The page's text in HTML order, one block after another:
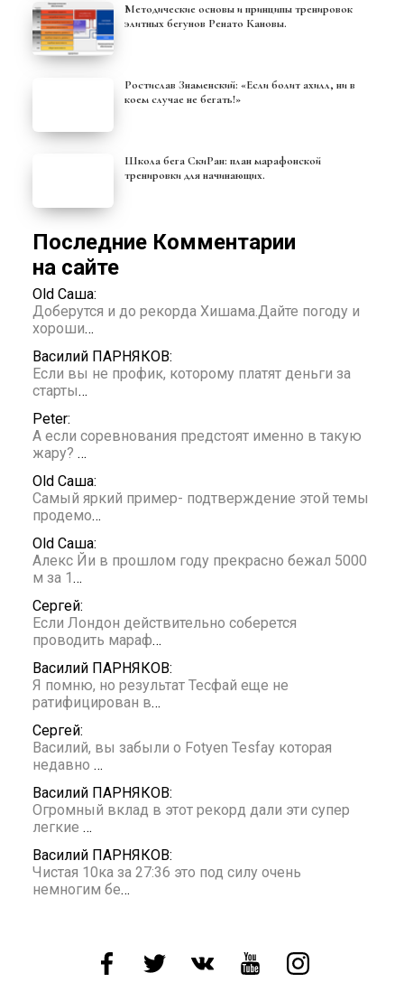
Методические основы и принципы тренировок
элитных бегунов Ренато Кановы.
Ростислав Знаменский: «Если болит ахилл, ни в
коем случае не бегать!»
Школа бега СкиРан: план марафонской
тренировки для начинающих.
Последние Комментарии
на сайте
Old Саша:
Доберутся и до рекорда Хишама.Дайте погоду и
хороши…
Василий ПАРНЯКОВ:
Если вы не профик, которому платят деньги за
старты…
Peter:
А если соревнования предстоят именно в такую
жару? …
Old Саша:
Самый яркий пример- подтверждение этой темы
продемо…
Old Саша:
Алекс Йи в прошлом году прекрасно бежал 5000
м за 1…
Сергей:
Если Лондон действительно соберется
проводить мараф…
Василий ПАРНЯКОВ:
Я помню, но результат Тесфай еще не
ратифицирован в…
Сергей:
Василий, вы забыли о Fotyen Tesfay которая
недавно …
Василий ПАРНЯКОВ:
Огромный вклад в этот рекорд дали эти супер
легкие …
Василий ПАРНЯКОВ:
Чистая 10ка за 27:36 это под силу очень
немногим бе…